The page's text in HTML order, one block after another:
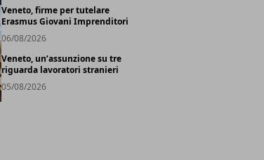
Veneto, firme per tutelare
Erasmus Giovani Imprenditori
06/08/2026
Veneto, un’assunzione su tre
riguarda lavoratori stranieri
05/08/2026